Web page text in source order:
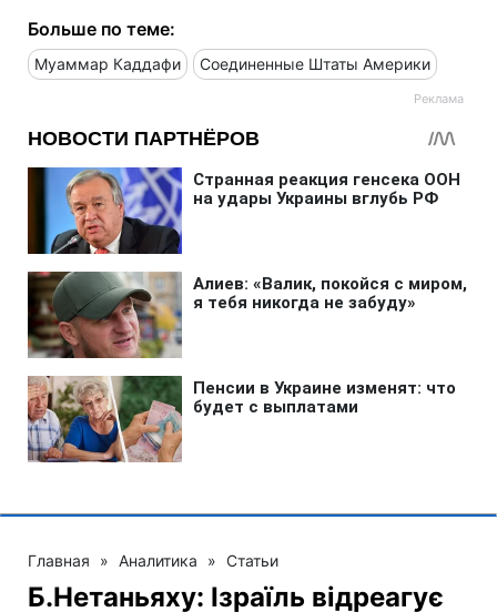
Больше по теме:
Муаммар Каддафи Соединенные Штаты Америки
Главная » Аналитика » Статьи
Б.Нетаньяху: Ізраїль відреагує